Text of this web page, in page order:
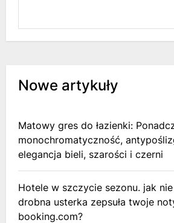
Nowe artykuły
Matowy gres do łazienki:
monochromatyczność,
elegancja bieli, szarości i czerni
Hotele w szczycie sezonu. jak
drobna usterka zepsuła twoje
booking.com?